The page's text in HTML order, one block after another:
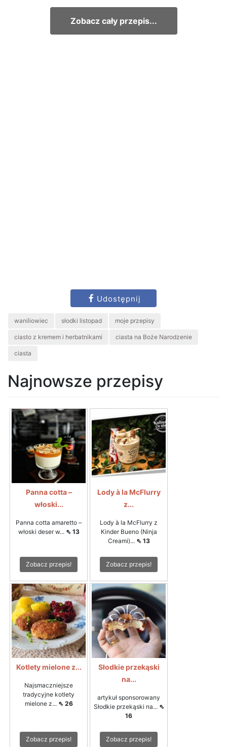
Zobacz cały przepis...
Udostępnij
waniliowiec słodki listopad moje przepisy
ciasto z kremem i herbatnikami ciasta na Boże Narodzenie
ciasta
Najnowsze przepisy
Panna cotta –
włoski...
Panna cotta amaretto –
włoski deser w... ⇖ 13
Zobacz przepis!
Lody à la McFlurry
z...
Lody à la McFlurry z
Kinder Bueno (Ninja
Creami)... ⇖ 13
Zobacz przepis!
Kotlety mielone z...
Najsmaczniejsze
tradycyjne kotlety
mielone z... ⇖ 26
Zobacz przepis!
Słodkie przekąski
na...
artykuł sponsorowany
Słodkie przekąski na... ⇖
16
Zobacz przepis!